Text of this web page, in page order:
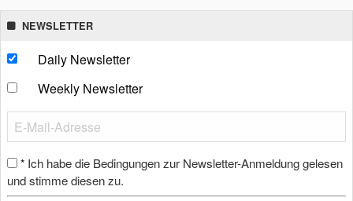
NEWSLETTER
Daily Newsletter
Weekly Newsletter
* Ich habe die Bedingungen zur Newsletter-Anmeldung gelesen
und stimme diesen zu.